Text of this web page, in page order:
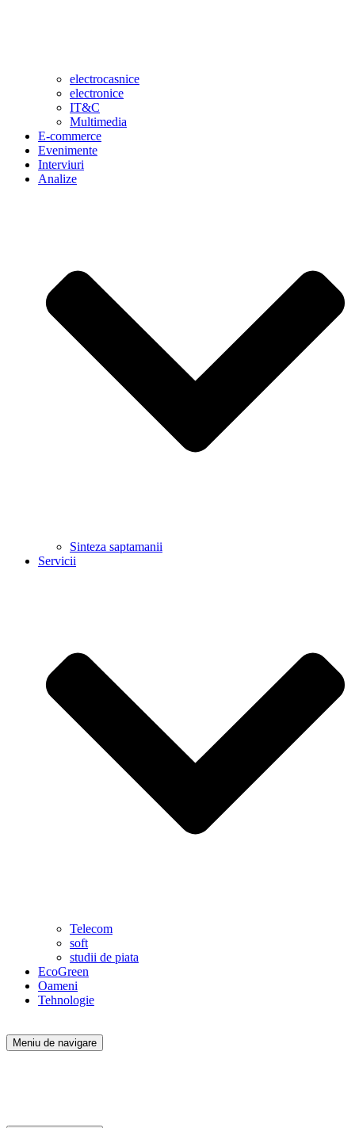
electrocasnice
electronice
IT&C
Multimedia
E-commerce
Evenimente
Interviuri
Analize
Sinteza saptamanii
Servicii
Telecom
soft
studii de piata
EcoGreen
Oameni
Tehnologie
Meniu de navigare